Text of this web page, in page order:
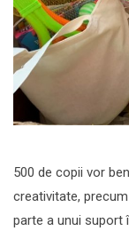
500 de copii vor
creativitate,
parte a unui suport